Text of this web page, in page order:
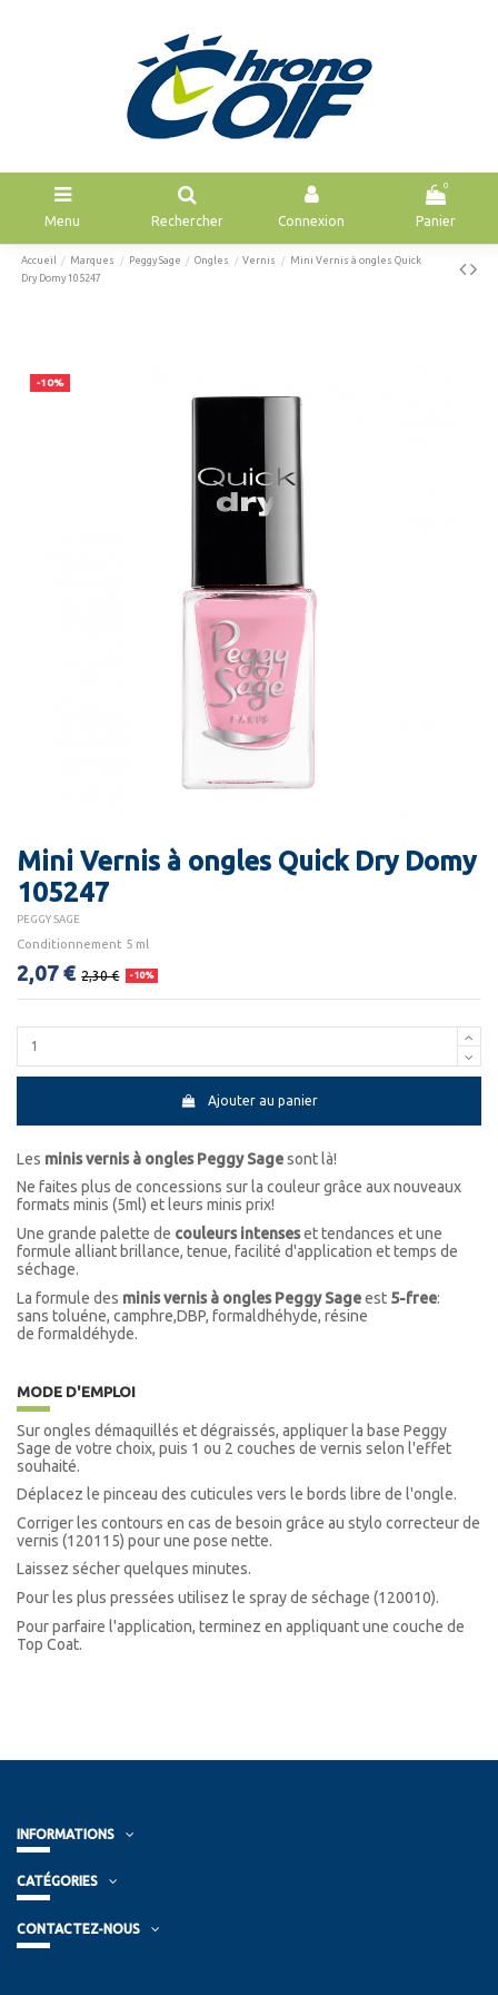
Menu Rechercher Connexion
0
Panier
Accueil Marques Peggy Sage Ongles Vernis
Mini Vernis à ongles Quick
Dry Domy 105247
-10%
Mini Vernis à ongles Quick Dry Domy
105247
PEGGY SAGE
Conditionnement 5 ml
2,07 € 2,30 € -10%
Ajouter au panier
Les minis vernis à ongles Peggy Sagesont là!
Ne faites plus de concessions sur la couleur grâce aux nouveaux
formats minis (5ml) et leurs minis prix!
Une grande palette de couleurs intenseset tendances et une
formule alliant brillance, tenue, facilité d'application et temps de
séchage.
La formule des minis vernis à ongles Peggy Sageest 5-free:
sans toluéne, camphre,DBP, formaldhéhyde, résine
de formaldéhyde.
MODE D'EMPLOI
Sur ongles démaquillés et dégraissés, appliquer la base Peggy
Sage de votre choix, puis 1 ou 2 couches de vernis selon l'effet
souhaité.
Déplacez le pinceau des cuticules vers le bords libre de l'ongle.
Corriger les contours en cas de besoin grâce au stylo correcteur de
vernis (120115) pour une pose nette.
Laissez sécher quelques minutes.
Pour les plus pressées utilisez le spray de séchage (120010).
Pour parfaire l'application, terminez en appliquant une couche de
Top Coat.
INFORMATIONS
CATÉGORIES
CONTACTEZ-NOUS